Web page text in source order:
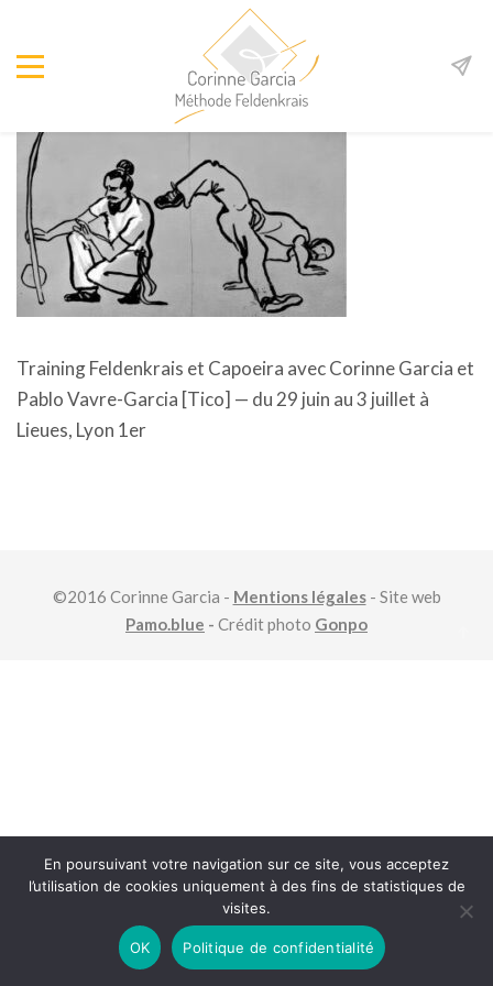
Training Feldenkrais et Capoeira avec Corinne Garcia et
Pablo Vavre-Garcia [Tico] — du 29 juin au 3 juillet à
Lieues, Lyon 1er
©2016 Corinne Garcia - Mentions légales- Site web
Pamo.blue - Crédit photo Gonpo
En poursuivant votre navigation sur ce site, vous acceptez
l’utilisation de cookies uniquement à des fins de statistiques de
visites.
OK Politique de confidentialité